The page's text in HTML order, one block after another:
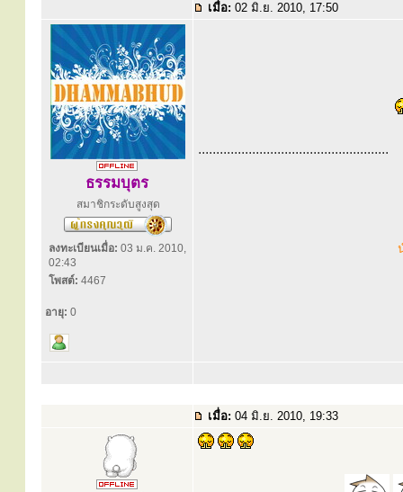
เมื่อ: 02 มิ.ย. 2010, 17:50
ธรรมบุตร
สมาชิกระดับสูงสุด
ลงทะเบียนเมื่อ: 03 ม.ค. 2010,
02:43
โพสต์: 4467
อายุ: 0
.....................................................
เมื่อ: 04 มิ.ย. 2010, 19:33